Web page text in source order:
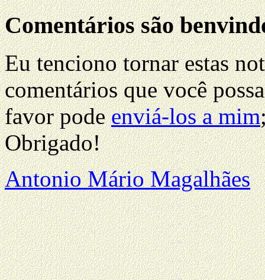
Comentários são
Eu tenciono tornar estas
comentários que você
favor podeenviá-los a mim
Obrigado!
Antonio Mário Magalhães